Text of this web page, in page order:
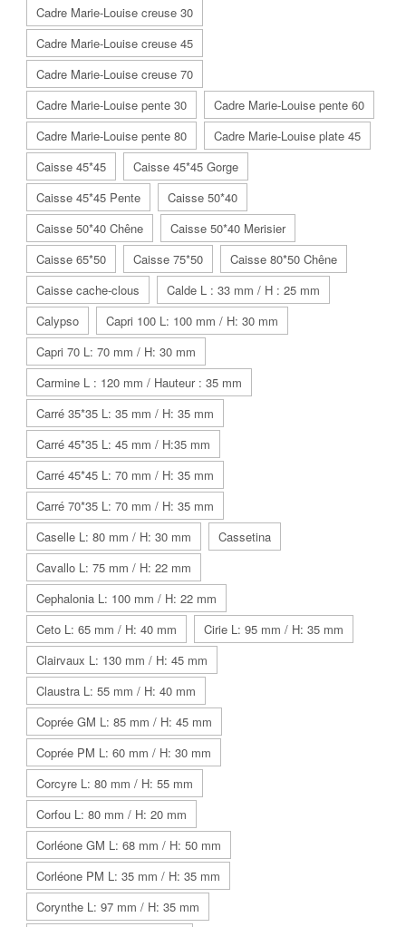
Cadre Marie-Louise creuse 30
Cadre Marie-Louise creuse 45
Cadre Marie-Louise creuse 70
Cadre Marie-Louise pente 30
Cadre Marie-Louise pente 60
Cadre Marie-Louise pente 80
Cadre Marie-Louise plate 45
Caisse 45*45
Caisse 45*45 Gorge
Caisse 45*45 Pente
Caisse 50*40
Caisse 50*40 Chêne
Caisse 50*40 Merisier
Caisse 65*50
Caisse 75*50
Caisse 80*50 Chêne
Caisse cache-clous
Calde L : 33 mm / H : 25 mm
Calypso
Capri 100 L: 100 mm / H: 30 mm
Capri 70 L: 70 mm / H: 30 mm
Carmine L : 120 mm / Hauteur : 35 mm
Carré 35*35 L: 35 mm / H: 35 mm
Carré 45*35 L: 45 mm / H:35 mm
Carré 45*45 L: 70 mm / H: 35 mm
Carré 70*35 L: 70 mm / H: 35 mm
Caselle L: 80 mm / H: 30 mm
Cassetina
Cavallo L: 75 mm / H: 22 mm
Cephalonia L: 100 mm / H: 22 mm
Ceto L: 65 mm / H: 40 mm
Cirie L: 95 mm / H: 35 mm
Clairvaux L: 130 mm / H: 45 mm
Claustra L: 55 mm / H: 40 mm
Coprée GM L: 85 mm / H: 45 mm
Coprée PM L: 60 mm / H: 30 mm
Corcyre L: 80 mm / H: 55 mm
Corfou L: 80 mm / H: 20 mm
Corléone GM L: 68 mm / H: 50 mm
Corléone PM L: 35 mm / H: 35 mm
Corynthe L: 97 mm / H: 35 mm